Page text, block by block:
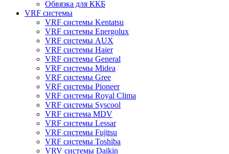
Обвязка для ККБ
VRF системы
VRF системы Kentatsu
VRF системы Energolux
VRF системы AUX
VRF системы Haier
VRF системы General
VRF системы Midea
VRF системы Gree
VRF системы Pioneer
VRF системы Royal Clima
VRF системы Syscool
VRF система MDV
VRF системы Lessar
VRF системы Fujitsu
VRF системы Toshiba
VRV системы Daikin